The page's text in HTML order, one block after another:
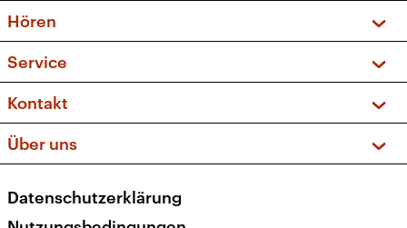
Sendungen und Podcasts
Musikliste
Kakadu – Das Kinderprogramm
Hören
Frequenzen (UKW + DAB+)
Service
FAQ
Apps
Newsletter
Kontakt
Social Media
Über uns
Presse
Datenschutzerklärung